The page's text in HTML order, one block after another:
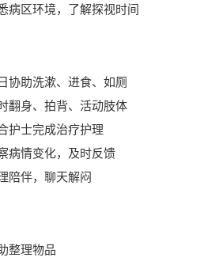
病区环境，了解探视时间
协助洗漱、进食、如厕
翻身、拍背、活动肢体
护士完成治疗护理
病情变化，及时反馈
陪伴，聊天解闷
整理物品